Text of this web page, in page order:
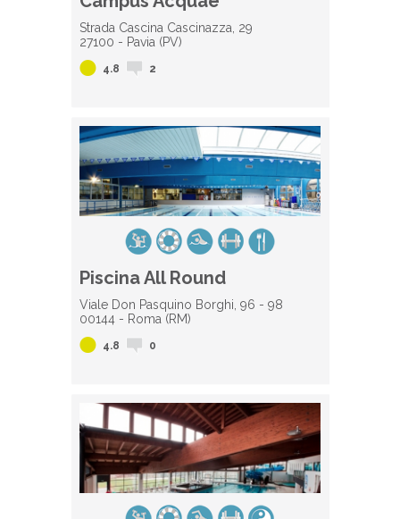
Strada Cascina Cascinazza, 29
27100 - Pavia (PV)
4.8 2
Piscina All Round
Viale Don Pasquino Borghi, 96 - 98
00144 - Roma (RM)
4.8 0